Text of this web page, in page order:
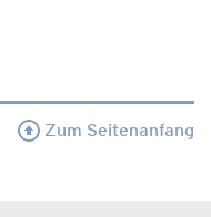
Zum Seitenanfang